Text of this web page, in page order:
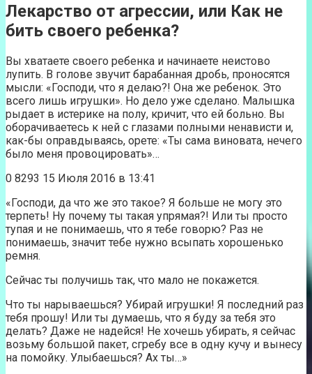
Лекарство от агрессии, или Как не
бить своего ребенка?
Вы хватаете своего ребенка и начинаете неистово
лупить. В голове звучит барабанная дробь, проносятся
мысли: «Господи, что я делаю?! Она же ребенок. Это
всего лишь игрушки». Но дело уже сделано. Малышка
рыдает в истерике на полу, кричит, что ей больно. Вы
оборачиваетесь к ней с глазами полными ненависти и,
как-бы оправдываясь, орете: «Ты сама виновата, нечего
было меня провоцировать»…
0 8293 15 Июля 2016 в 13:41
«Господи, да что же это такое? Я больше не могу это
терпеть! Ну почему ты такая упрямая?! Или ты просто
тупая и не понимаешь, что я тебе говорю? Раз не
понимаешь, значит тебе нужно всыпать хорошенько
ремня.
Сейчас ты получишь так, что мало не покажется.
Что ты нарываешься? Убирай игрушки! Я последний раз
тебя прошу! Или ты думаешь, что я буду за тебя это
делать? Даже не надейся! Не хочешь убирать, я сейчас
возьму большой пакет, сгребу все в одну кучу и вынесу
на помойку. Улыбаешься? Ах ты…»